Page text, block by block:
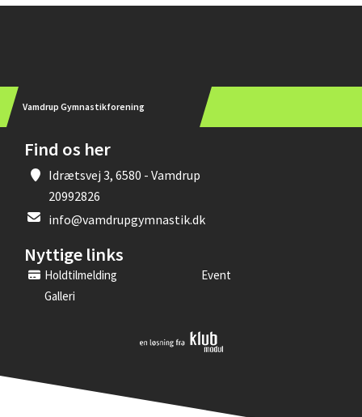
Vamdrup Gymnastikforening
Find os her
Idrætsvej 3, 6580 - Vamdrup
20992826
info@vamdrupgymnastik.dk
Nyttige links
Holdtilmelding
Event
Galleri